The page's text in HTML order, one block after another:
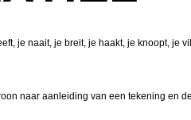
je naait, je breit, je haakt, je knoopt, je
naar aanleiding van een tekening en